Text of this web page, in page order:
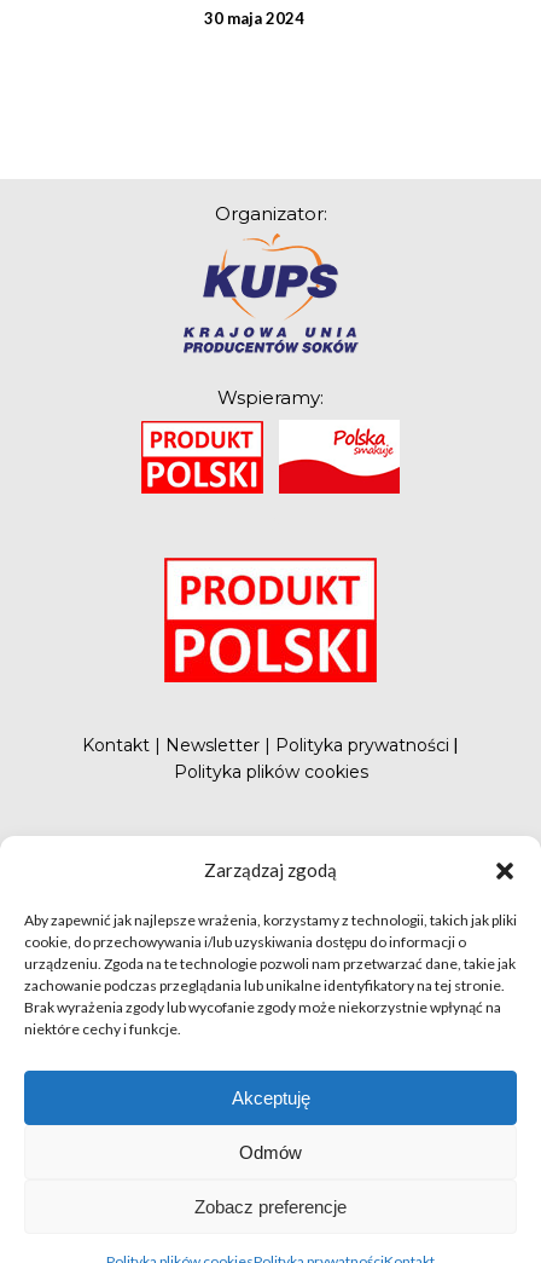
Zarządzaj zgodą
Aby zapewnić jak najlepsze wrażenia, korzystamy z technologii, takich jak pliki
cookie, do przechowywania i/lub uzyskiwania dostępu do informacji o
urządzeniu. Zgoda na te technologie pozwoli nam przetwarzać dane, takie jak
zachowanie podczas przeglądania lub unikalne identyfikatory na tej stronie.
Brak wyrażenia zgody lub wycofanie zgody może niekorzystnie wpłynąć na
niektóre cechy i funkcje.
Akceptuję
Odmów
Zobacz preferencje
30 maja 2024
Organizator:
Wspieramy:
Kontakt | Newsletter | Polityka prywatności |
Polityka plików cookies
zastrzeżone | realizacjaHillnet
O